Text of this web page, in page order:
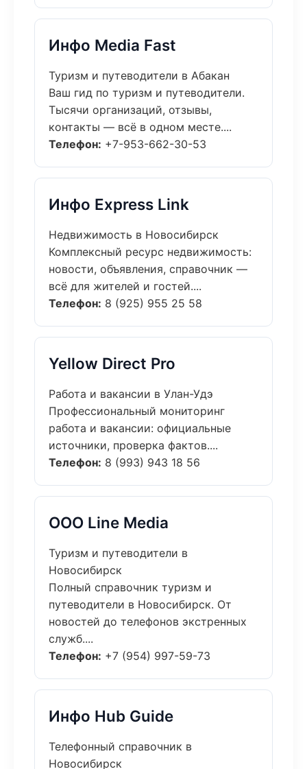
Инфо Media Fast
Туризм и путеводители в Абакан
Ваш гид по туризм и путеводители.
Тысячи организаций, отзывы,
контакты — всё в одном месте....
Телефон: +7-953-662-30-53
Инфо Express Link
Недвижимость в Новосибирск
Комплексный ресурс недвижимость:
новости, объявления, справочник —
всё для жителей и гостей....
Телефон: 8 (925) 955 25 58
Yellow Direct Pro
Работа и вакансии в Улан-Удэ
Профессиональный мониторинг
работа и вакансии: официальные
источники, проверка фактов....
Телефон: 8 (993) 943 18 56
ООО Line Media
Туризм и путеводители в
Новосибирск
Полный справочник туризм и
путеводители в Новосибирск. От
новостей до телефонов экстренных
служб....
Телефон: +7 (954) 997-59-73
Инфо Hub Guide
Телефонный справочник в
Новосибирск